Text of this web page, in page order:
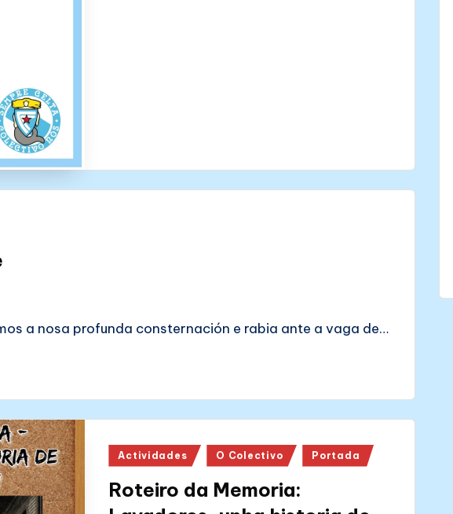
a nosa profunda consternación e rabia ante a vaga de…
Posted
Actividades O Colectivo Portada
Roteiro da Memoria: